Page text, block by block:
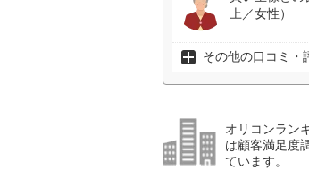
上／女性）
その他の口コミ・
オリコンラン
は顧客満足度
ています。